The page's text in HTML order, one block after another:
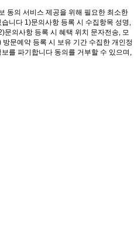
동의 서비스 제공을 위해 필요한 최소한
니다 1)문의사항 등록 시 수집항목 성명,
문의사항 등록 시 혜택 위치 문자전송, 모
문예약 등록 시 보유 기간 수집한 개인정
를 파기합니다 동의를 거부할 수 있으며,